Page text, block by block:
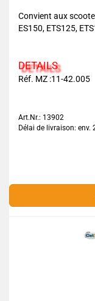
Convient aux
ES150, ETS125,
DETAILS
Réf. MZ :11-42.005
Art.Nr.: 13902
Délai de livraison: env.